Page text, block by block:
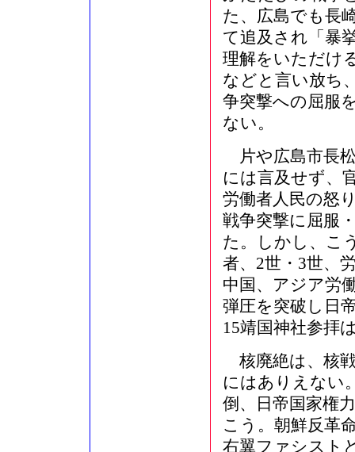
た、広島でも長
て追及され「暴
理解をいただけ
などと言い放ち
争突撃への屈服
ない。
片や広島市長
には言及せず、
労働者人民の怒
戦争突撃に屈服
た。しかし、こ
者、2世・3世、
中国、アジア労
弾圧を突破し日
15靖国神社参拝
核廃絶は、核
にはありえない
倒、日帝国家権
こう。朝鮮反革
右翼ファシスト